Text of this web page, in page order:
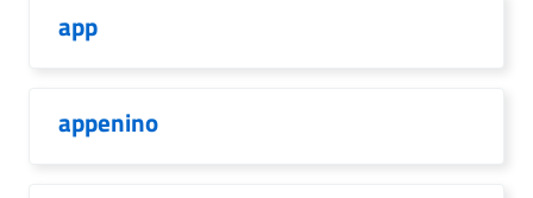
app
appenino